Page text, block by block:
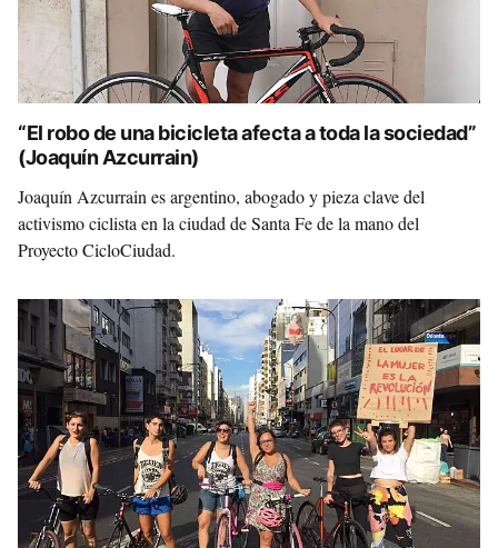
“El robo de una bicicleta afecta a toda la sociedad”
(Joaquín Azcurrain)
Joaquín Azcurrain es argentino, abogado y pieza clave del
activismo ciclista en la ciudad de Santa Fe de la mano del
Proyecto CicloCiudad.